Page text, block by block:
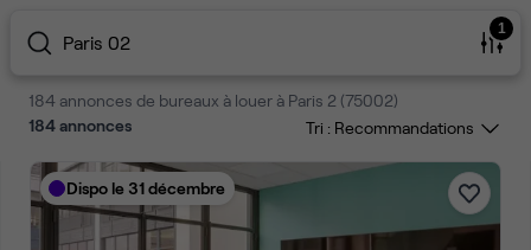
Paris 02
1
184 annonces de bureaux à louer à Paris 2 (75002)
184annonces Tri :
Dispo le 31 décembre